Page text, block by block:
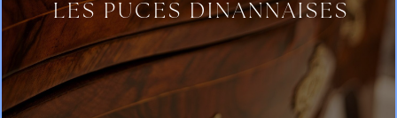
LES PUCES DINANNAISES